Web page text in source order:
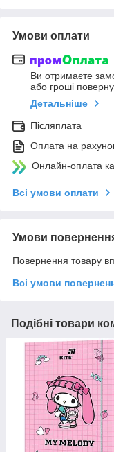
Умови оплати
Ви отримаєте
або гроші
Детальніше
Післяплата
Оплата на
Онлайн-оплата
Всі умови оплати
Умови
Повернення товару
Всі умови
Подібні товари